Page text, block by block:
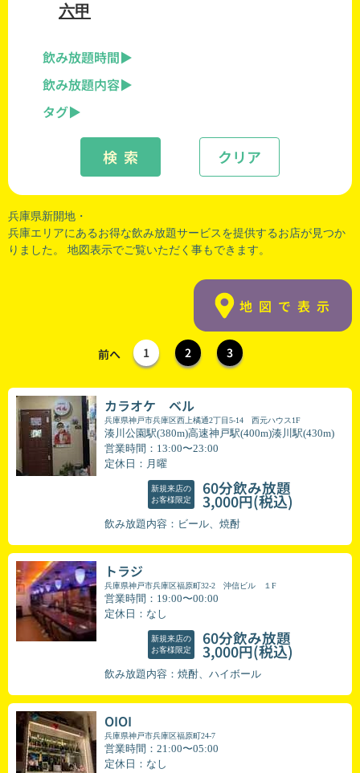
六甲
飲み放題時間
飲み放題内容
タグ
クリア
検 索
兵庫県新開地・
兵庫エリアにあるお得な飲み放題サービスを提供するお店が見つか
りました。 地図表示でご覧いただく事もできます。
地図で表示
前へ 1 2 3
カラオケ ベル
兵庫県神戸市兵庫区西上橘通2丁目5-14 西元ハウス1F
湊川公園駅(380m)高速神戸駅(400m)湊川駅(430m)
営業時間：13:00〜23:00
定休日：月曜
新規来店の
お客様限定
60分飲み放題
3,000円(税込)
飲み放題内容：ビール、焼酎
トラジ
兵庫県神戸市兵庫区福原町32-2 沖信ビル １F
営業時間：19:00〜00:00
定休日：なし
新規来店の
お客様限定
60分飲み放題
3,000円(税込)
飲み放題内容：焼酎、ハイボール
OIOI
兵庫県神戸市兵庫区福原町24-7
営業時間：21:00〜05:00
定休日：なし